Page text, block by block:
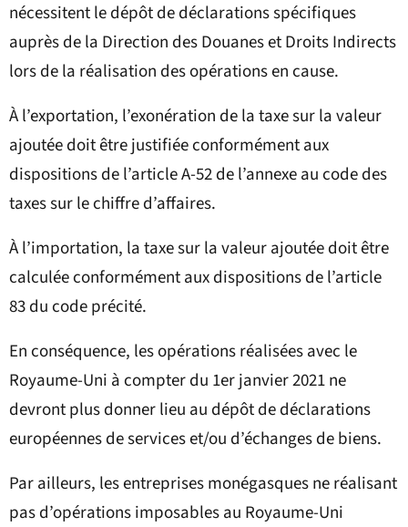
nécessitent le dépôt de déclarations spécifiques
auprès de la Direction des Douanes et Droits Indirects
lors de la réalisation des opérations en cause.
À l’exportation, l’exonération de la taxe sur la valeur
ajoutée doit être justifiée conformément aux
dispositions de l’article A-52 de l’annexe au code des
taxes sur le chiffre d’affaires.
À l’importation, la taxe sur la valeur ajoutée doit être
calculée conformément aux dispositions de l’article
83 du code précité.
En conséquence, les opérations réalisées avec le
Royaume-Uni à compter du 1er janvier 2021 ne
devront plus donner lieu au dépôt de déclarations
européennes de services et/ou d’échanges de biens.
Par ailleurs, les entreprises monégasques ne réalisant
pas d’opérations imposables au Royaume-Uni